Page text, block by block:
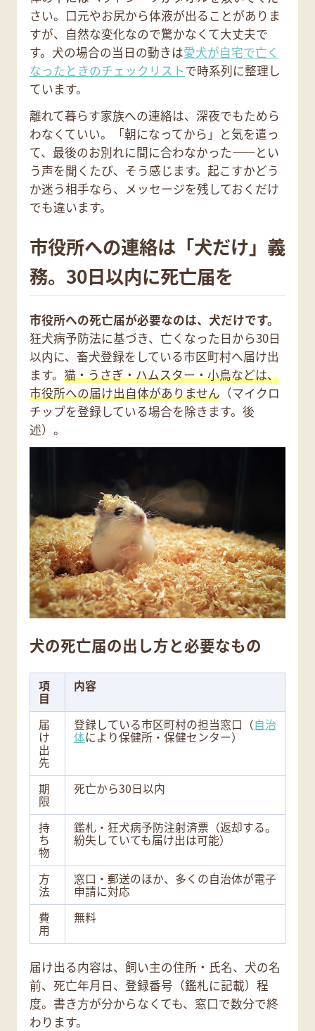
さい。口元やお尻から体液が出ることがありま
すが、自然な変化なので驚かなくて大丈夫で
す。犬の場合の当日の動きは愛犬が自宅で亡く
なったときのチェックリストで時系列に整理し
ています。
離れて暮らす家族への連絡は、深夜でもためら
わなくていい。「朝になってから」と気を遣っ
て、最後のお別れに間に合わなかった——とい
う声を聞くたび、そう感じます。起こすかどう
か迷う相手なら、メッセージを残しておくだけ
でも違います。
市役所への連絡は「犬だけ」義
務。30日以内に死亡届を
市役所への死亡届が必要なのは、犬だけです。
狂犬病予防法に基づき、亡くなった日から30日
以内に、畜犬登録をしている市区町村へ届け出
ます。 猫・うさぎ・ハムスター・小鳥などは、
市役所への届け出自体がありません（マイクロ
チップを登録している場合を除きます。後
述）。
犬の死亡届の出し方と必要なもの
項
目
内容
届
け
出
先
登録している市区町村の担当窓口（自治
体により保健所・保健センター）
期
限
死亡から30日以内
持
ち
物
鑑札・狂犬病予防注射済票（返却する。
紛失していても届け出は可能）
方
法
窓口・郵送のほか、多くの自治体が電子
申請に対応
費
用
無料
届け出る内容は、飼い主の住所・氏名、犬の名
前、死亡年月日、登録番号（鑑札に記載）程
度。書き方が分からなくても、窓口で数分で終
わります。